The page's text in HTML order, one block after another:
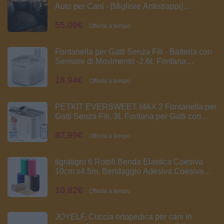
Auto per Cani - [Migliore Antistrappi]
Finestra Visibile, Lavabile in Lavatrice, per
55,09€ Offerta a tempo
Fontanella per Gatti Senza Fili - Batteria con
Sensore di Movimento -2.6L Fontana
Ricaricabile Distributore Silenzioso
18,94€ Offerta a tempo
PETKIT EVERSWEET MAX 2 Fontanella per
Gatti Senza Fili, 3L Fontana per Gatti con
Ultra Silenziosa, Controllo App Intelligente,
87,99€ Offerta a tempo
tigratigro 6 Rotoli Benda Elastica Coesiva
10cm x4.5m, Bendaggio Adesiva Coesiva
Autoadesivo Benda Salvapelle Fasciature
10,82€ Offerta a tempo
JOYELF, Cuccia ortopedica per cani in